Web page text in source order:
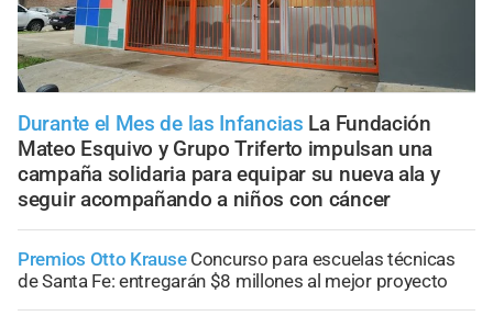
Durante el Mes de las Infancias La Fundación
Mateo Esquivo y Grupo Triferto impulsan una
campaña solidaria para equipar su nueva ala y
seguir acompañando a niños con cáncer
Premios Otto Krause Concurso para escuelas técnicas
de Santa Fe: entregarán $8 millones al mejor proyecto